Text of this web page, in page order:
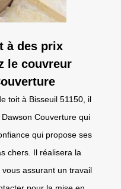
à des prix
le couvreur
toit à Bisseuil 51150, il
Couverture qui
qui propose ses
chers. Il réalisera la
assurant un travail